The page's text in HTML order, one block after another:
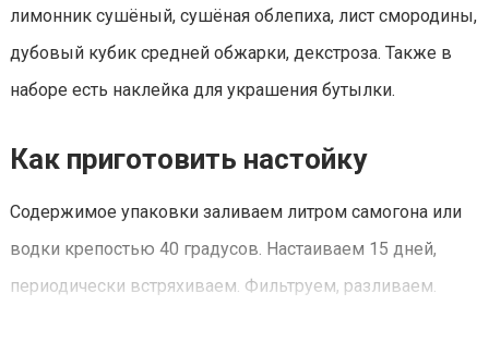
лимонник сушёный, сушёная облепиха, лист смородины,
дубовый кубик средней обжарки, декстроза. Также в
наборе есть наклейка для украшения бутылки.
Как приготовить настойку
Содержимое упаковки заливаем литром самогона или
водки крепостью 40 градусов. Настаиваем 15 дней,
периодически встряхиваем. Фильтруем, разливаем.